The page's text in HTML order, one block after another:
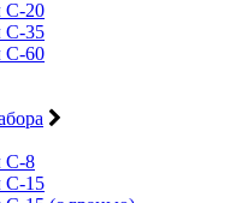
С-20
С-35
С-60
С-8
С-15